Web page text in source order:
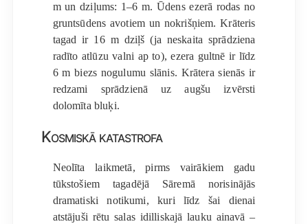
m un dziļums: 1–6 m. Ūdens ezerā rodas no
gruntsūdens avotiem un nokrišņiem. Krāteris
tagad ir 16 m dziļš (ja neskaita sprādziena
radīto atlūzu valni ap to), ezera gultnē ir līdz
6 m biezs nogulumu slānis. Krātera sienās ir
redzami sprādzienā uz augšu izvērsti
dolomīta bluķi.
Kosmiskā katastrofa
Neolīta laikmetā, pirms vairākiem gadu
tūkstošiem tagadējā Sāremā norisinājās
dramatiski notikumi, kuri līdz šai dienai
atstājuši rētu salas idilliskajā lauku ainavā –